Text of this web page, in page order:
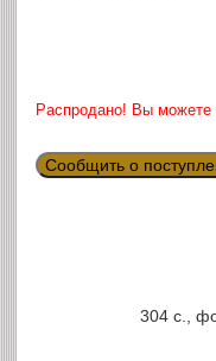
Распродано! Вы можете
Сообщить о
304 с.,